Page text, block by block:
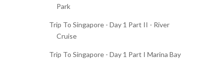
Park
Trip To Singapore - Day 1 Part II - River
Cruise
Trip To Singapore - Day 1 Part I Marina Bay